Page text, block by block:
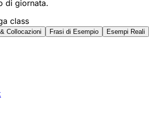
di giornata.
class
Collocazioni Frasi di Esempio Esempi Reali